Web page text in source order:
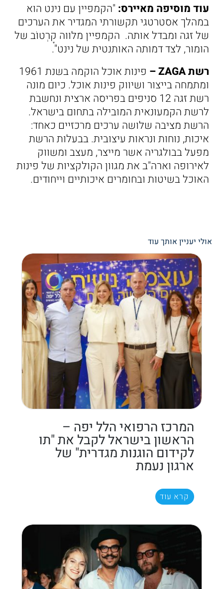
עוד מוסיפה מאיירס: "הקמפיין עם נינט הוא
במהלך אסטרטגי תקשורתי המגדיר את הערכים
של זגה ומבדל אותה. הקמפיין מלווה קָרְטוֹב של
הומור, לצד דמותה האותנטית של נינט".
רשת ZAGA –
פינות אוכל הוקמה בשנת 1961
ומתמחה בייצור ושיווק פינות אוכל. כיום מונה
רשת זגה 12 סניפים בפריסה ארצית ונחשבת
לרשת הקמעונאית המובילה בתחום בישראל.
הרשת מציבה שלושה ערכים מרכזיים כאחד:
איכות, נוחות ונראות עיצובית. בבעלות הרשת
מפעל בבולגריה אשר מייצר, מעצב ומשווק
לאירופה וארה"ב את מגוון הקולקציות של פינות
האוכל בשיטות ובחומרים איכותיים וייחודים.
אולי יעניין אותך עוד
המרכז הרפואי הלל יפה –
הראשון בישראל לקבל את "תו
לקידום הוגנות מגדרית" של
ארגון נעמת
קרא עוד